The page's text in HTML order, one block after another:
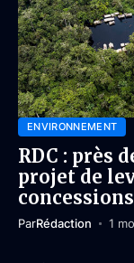
ENVIRONNEMENT
RDC : près
projet de
ParRédaction 1